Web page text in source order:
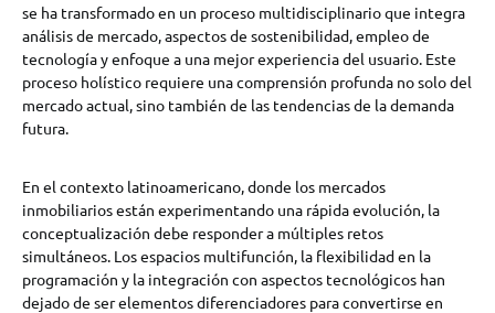
se ha transformado en un proceso multidisciplinario que integra
análisis de mercado, aspectos de sostenibilidad, empleo de
tecnología y enfoque a una mejor experiencia del usuario. Este
proceso holístico requiere una comprensión profunda no solo del
mercado actual, sino también de las tendencias de la demanda
futura.
En el contexto latinoamericano, donde los mercados
inmobiliarios están experimentando una rápida evolución, la
conceptualización debe responder a múltiples retos
simultáneos. Los espacios multifunción, la flexibilidad en la
programación y la integración con aspectos tecnológicos han
dejado de ser elementos diferenciadores para convertirse en